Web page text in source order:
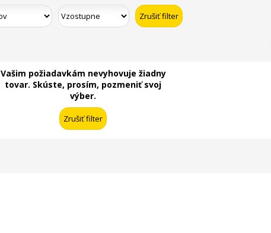
Vašim požiadavkám nevyhovuje žiadny
tovar. Skúste, prosím, pozmeniť svoj
výber.